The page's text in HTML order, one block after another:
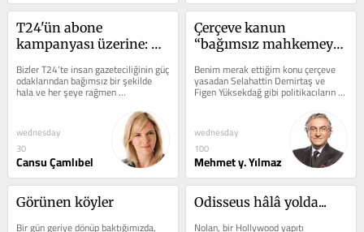
T24'ün abone
kampanyası üzerine:
rağmen yapılabilen
'insan gazeteciliği'ne
olmak istemez misiniz?
Bizler T24’te insan gazeteciliğinin güç
odaklarından bağımsız bir şekilde
hala ve her şeye rağmen
yapılabildiğini anlatabilmek için...
wednesday
30
Cansu Çamlıbel
Çerçeve kanun
“bağımsız mahkemeyi”
Benim merak ettiğim konu çerçeve
yasadan Selahattin Demirtaş ve
Figen Yüksekdağ gibi politikacıların
yararlanıp yararlanmayacağı.
wednesday
100
Mehmet y. Yılmaz
Görünen köyler
Bir gün geriye dönüp baktığımızda,
Odisseus hâlâ yolda...
Nolan, bir Hollywood yapıtı